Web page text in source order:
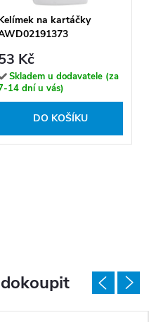
na kartáčky
Kč
Skladem u dodavatele (za
14 dní u vás)
DO KOŠÍKU